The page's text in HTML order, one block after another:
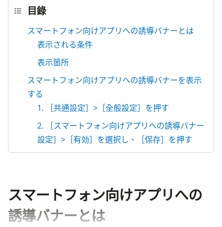
目錄
スマートフォン向けアプリへの誘導バナーとは
表示される条件
表示箇所
スマートフォン向けアプリへの誘導バナーを表示
する
1. ［共通設定］>［全般設定］を押す
2. ［スマートフォン向けアプリへの誘導バナー
設定］>［有効］を選択し、［保存］を押す
スマートフォン向けアプリへの
誘導バナーとは